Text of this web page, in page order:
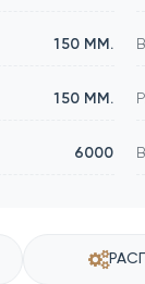
150 ММ.
150 ММ.
6000